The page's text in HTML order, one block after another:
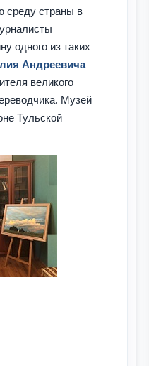
среду страны в
одного из таких
Андреевича
великого
Музей
Тульской